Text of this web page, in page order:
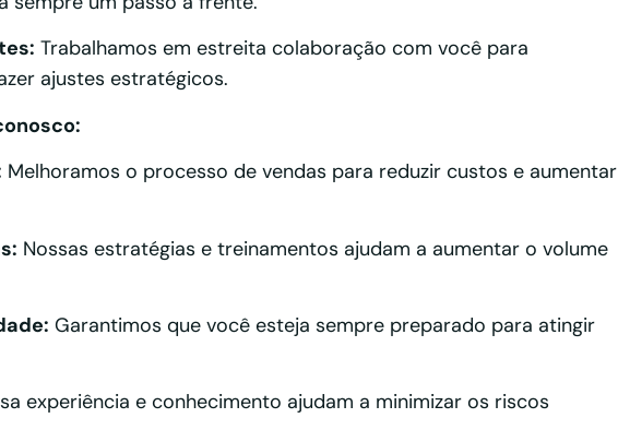
Trabalhamos em estreita colaboração com você para
ajustes estratégicos.
Melhoramos o processo de vendas para reduzir custos e aumentar
Nossas estratégias e treinamentos ajudam a aumentar o volume
Garantimos que você esteja sempre preparado para atingir
experiência e conhecimento ajudam a minimizar os riscos